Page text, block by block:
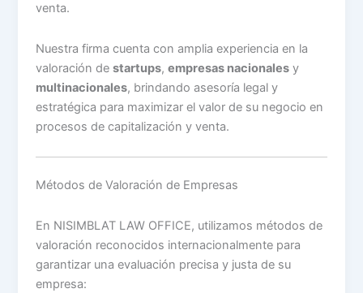
venta.
Nuestra firma cuenta con amplia experiencia en la
valoración destartups,empresas nacionales y
multinacionales, brindando asesoría legal y
estratégica para maximizar el valor de su negocio en
procesos de capitalización y venta.
Métodos de Valoración de Empresas
En NISIMBLAT LAW OFFICE, utilizamos métodos de
valoración reconocidos internacionalmente para
garantizar una evaluación precisa y justa de su
empresa: